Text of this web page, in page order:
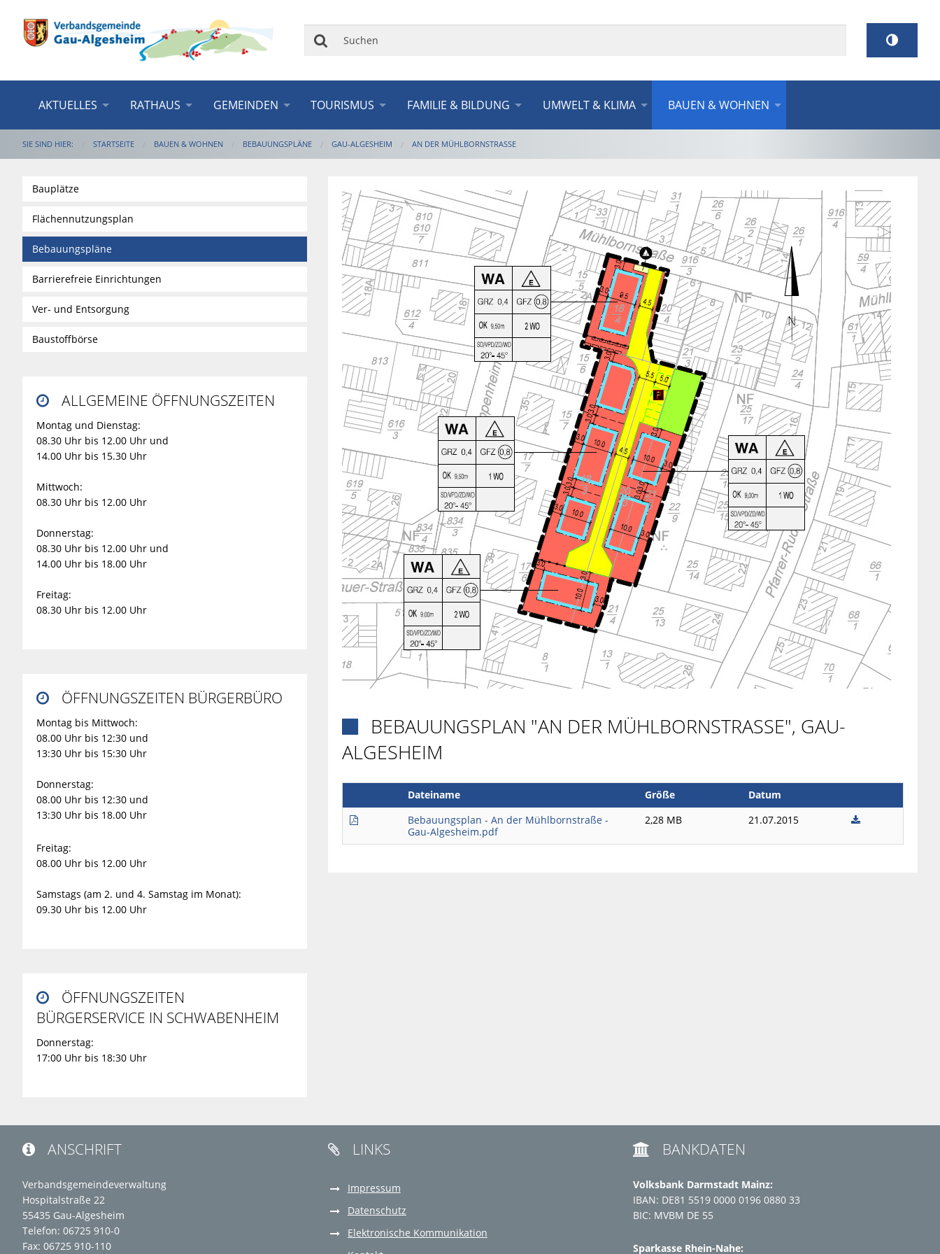
AKTUELLES RATHAUS GEMEINDEN TOURISMUS FAMILIE & BILDUNG UMWELT & KLIMA BAUEN & WOHNEN
SIE SIND HIER: STARTSEITE BAUEN & WOHNEN BEBAUUNGSPLÄNE GAU-ALGESHEIM AN DER MÜHLBORNSTRASSE
BEBAUUNGSPLAN "AN DER MÜHLBORNSTRASSE", GAU-
ALGESHEIM
Dateiname Größe
Datum
Bebauungsplan - An der Mühlbornstraße -
Gau-Algesheim.pdf
2,28 MB 21.07.2015
Bauplätze
Flächennutzungsplan
Bebauungspläne
Barrierefreie Einrichtungen
Ver- und Entsorgung
Baustoffbörse
 ALLGEMEINE ÖFFNUNGSZEITEN
Montag und Dienstag:
08.30 Uhr bis 12.00 Uhr und
14.00 Uhr bis 15.30 Uhr
Mittwoch:
08.30 Uhr bis 12.00 Uhr
Donnerstag:
08.30 Uhr bis 12.00 Uhr und
14.00 Uhr bis 18.00 Uhr
Freitag:
08.30 Uhr bis 12.00 Uhr
 ÖFFNUNGSZEITEN BÜRGERBÜRO
Montag bis Mittwoch:
08.00 Uhr bis 12:30 und
13:30 Uhr bis 15:30 Uhr
Donnerstag:
08.00 Uhr bis 12:30 und
13:30 Uhr bis 18.00 Uhr
Freitag:
08.00 Uhr bis 12.00 Uhr
Samstags (am 2. und 4. Samstag im Monat):
09.30 Uhr bis 12.00 Uhr

ÖFFNUNGSZEITEN
BÜRGERSERVICE IN SCHWABENHEIM
Donnerstag:
17:00 Uhr bis 18:30 Uhr
 ANSCHRIFT
Verbandsgemeindeverwaltung
Hospitalstraße 22
55435 Gau-Algesheim
Telefon: 06725 910-0
Fax: 06725 910-110
 LINKS
Impressum
Datenschutz
Elektronische Kommunikation
 BANKDATEN
Volksbank Darmstadt Mainz:
IBAN: DE81 5519 0000 0196 0880 33
BIC: MVBM DE 55
Sparkasse Rhein-Nahe: